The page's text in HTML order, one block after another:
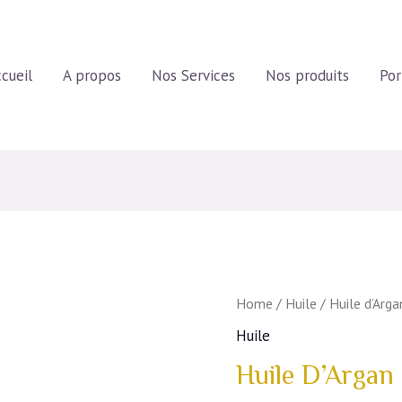
A propos Nos Services Nos produits
Home / Huile / Huile
Huile
Huile D’Argan